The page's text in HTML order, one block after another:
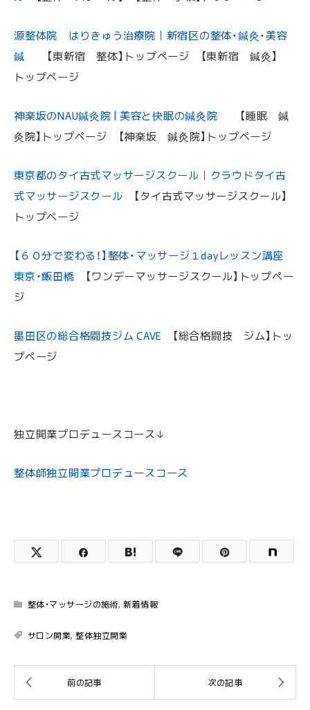
源整体院 はりきゅう治療院｜新宿区の整体・鍼灸・美容
鍼 【東新宿 整体】トップページ 【東新宿 鍼灸】
トップページ
神楽坂のNAU鍼灸院 | 美容と快眠の鍼灸院 【睡眠 鍼
灸院】トップページ 【神楽坂 鍼灸院】トップページ
東京都のタイ古式マッサージスクール｜クラウドタイ古
式マッサージスクール 【タイ古式マッサージスクール】
トップページ
【６０分で変わる！】整体・マッサージ１dayレッスン講座
東京・飯田橋 【ワンデーマッサージスクール】トップペー
ジ
墨田区の総合格闘技ジム CAVE 【総合格闘技 ジム】トッ
プページ
独立開業プロデュースコース↓
整体師独立開業プロデュースコース
整体・マッサージの施術,新着情報
サロン開業,整体独立開業